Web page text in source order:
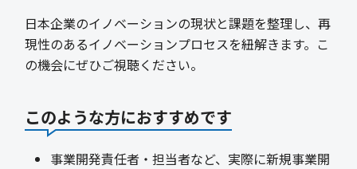
日本企業のイノベーションの現状と課題を整理し、再
現性のあるイノベーションプロセスを紐解きます。こ
の機会にぜひご視聴ください。
このような方におすすめです
事業開発責任者・担当者など、実際に新規事業開